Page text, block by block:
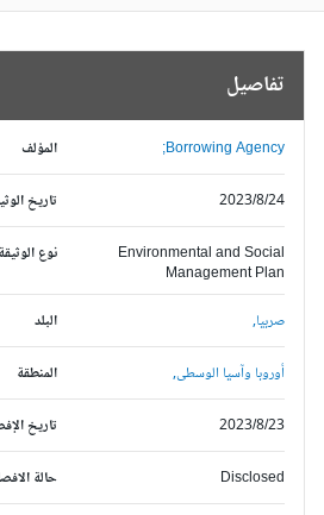
تفاصيل
المؤلف Borrowing Agency;
تاريخ الوثيقة 2023/8/24
نوع الوثيقة
Environmental and Social
Management Plan
البلد
صربيا,
المنطقة أوروبا وآسيا الوسطى,
تاريخ الإفصاح 2023/8/23
حالة الافصاح Disclosed